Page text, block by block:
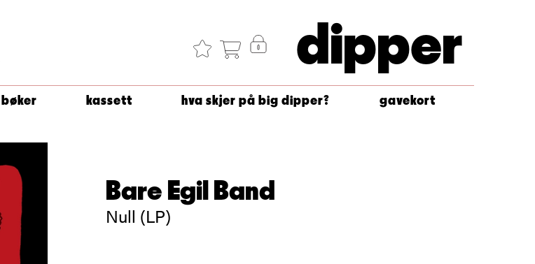
dipper
bøker kassett hva skjer på big dipper? gavekort
Bare Egil Band
Null (LP)